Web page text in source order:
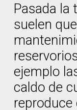
Pasada la
suelen
ejemplo
caldo de
reproduce